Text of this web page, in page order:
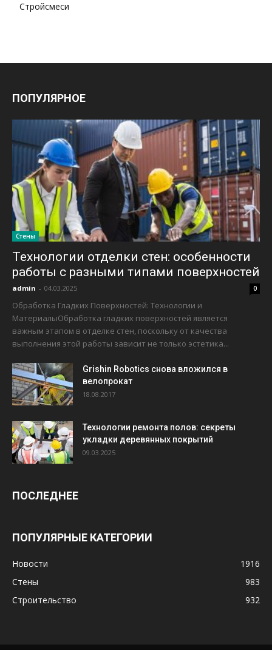
Стройсмеси
ПОПУЛЯРНОЕ
Стены
Технологии отделки стен: особенности
работы с разными типами поверхностей
admin - 04.03.2025 0
Обработка Гладких Поверхностей: Технологии и
МатериалыОбработка гладких поверхностей является
важным этапом в отделке стен, поскольку от качества
выполнения этой работы зависит не только эстетика...
Grishin Robotics снова вложился в
велопрокат
18.08.2017
Технологии ремонта полов: секреты
укладки деревянных покрытий
09.03.2025
ПОСЛЕДНЕЕ
ПОПУЛЯРНЫЕ КАТЕГОРИИ
Новости
1916
Стены
983
Строительство
932